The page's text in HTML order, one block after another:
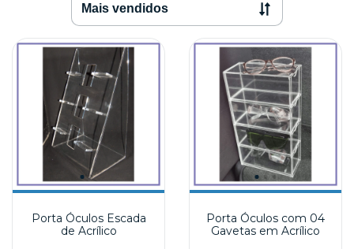
Porta Óculos Escada
de Acrílico
Porta Óculos com 04
Gavetas em Acrílico